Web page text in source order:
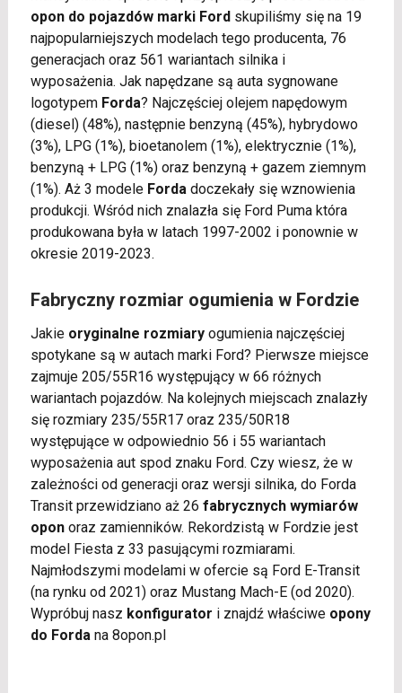
opon do pojazdów marki Fordskupiliśmy się na 19
najpopularniejszych modelach tego producenta, 76
generacjach oraz 561 wariantach silnika i
wyposażenia. Jak napędzane są auta sygnowane
logotypem Forda? Najczęściej olejem napędowym
(diesel) (48%), następnie benzyną (45%), hybrydowo
(3%), LPG (1%), bioetanolem (1%), elektrycznie (1%),
benzyną + LPG (1%) oraz benzyną + gazem ziemnym
(1%). Aż 3 modele Fordadoczekały się wznowienia
produkcji. Wśród nich znalazła się Ford Puma która
produkowana była w latach 1997-2002 i ponownie w
okresie 2019-2023.
Fabryczny rozmiar ogumienia w Fordzie
Jakie oryginalne rozmiaryogumienia najczęściej
spotykane są w autach marki Ford? Pierwsze miejsce
zajmuje 205/55R16 występujący w 66 różnych
wariantach pojazdów. Na kolejnych miejscach znalazły
się rozmiary 235/55R17 oraz 235/50R18
występujące w odpowiednio 56 i 55 wariantach
wyposażenia aut spod znaku Ford. Czy wiesz, że w
zależności od generacji oraz wersji silnika, do Forda
Transit przewidziano aż 26 fabrycznych wymiarów
oponoraz zamienników. Rekordzistą w Fordzie jest
model Fiesta z 33 pasującymi rozmiarami.
Najmłodszymi modelami w ofercie są Ford E-Transit
(na rynku od 2021) oraz Mustang Mach-E (od 2020).
Wypróbuj nasz konfigurator i znajdź właściwe opony
do Fordana 8opon.pl